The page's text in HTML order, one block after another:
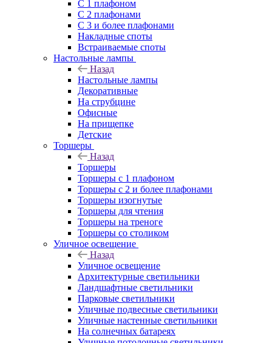
С 1 плафоном
С 2 плафонами
С 3 и более плафонами
Накладные споты
Встраиваемые споты
Настольные лампы
Назад
Настольные лампы
Декоративные
На струбцине
Офисные
На прищепке
Детские
Торшеры
Назад
Торшеры
Торшеры с 1 плафоном
Торшеры с 2 и более плафонами
Торшеры изогнутые
Торшеры для чтения
Торшеры на треноге
Торшеры со столиком
Уличное освещение
Назад
Уличное освещение
Архитектурные светильники
Ландшафтные светильники
Парковые светильники
Уличные подвесные светильники
Уличные настенные светильники
На солнечных батареях